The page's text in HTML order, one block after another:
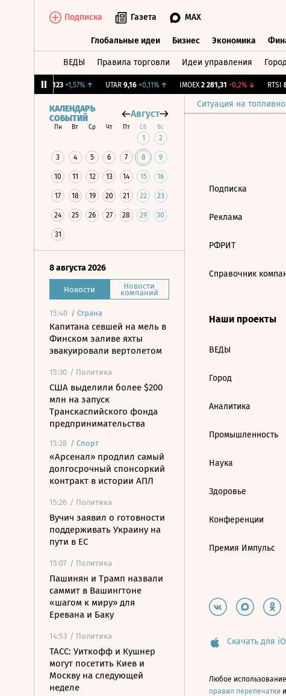
Подписка Газета MAX
Глобальные идеи Бизнес Экономика
ВЕДЫ Правила торговли Идеи управления
0,123 +1,57%↑ UTAR 9,16 +0,11%↑ IMOEX 2 281,31 -0,2%↓ RTSI
Ситуация на
КАЛЕНДАРЬ
СОБЫТИЙ
Август
Пн Вт Ср Чт Пт Сб Вс
1 2
3 4 5 6 7 8 9
10 11 12 13 14 15 16
17 18 19 20 21 22 23
24 25 26 27 28 29 30
31
8 августа 2026
Новости Новости
компаний
15:40 / Страна
Капитана севшей на мель в
Финском заливе яхты
эвакуировали вертолетом
15:30 / Политика
США выделили более $200
млн на запуск
Транскаспийского фонда
предпринимательства
15:28 / Спорт
«Арсенал» продлил самый
долгосрочный спонсоркий
контракт в истории АПЛ
15:26 / Политика
Вучич заявил о готовности
поддерживать Украину на
пути в ЕС
15:07 / Политика
Пашинян и Трамп назвали
саммит в Вашингтоне
«шагом к миру» для
Еревана и Баку
14:53 / Политика
ТАСС: Уиткофф и Кушнер
могут посетить Киев и
Москву на следующей
неделе
Подписка
Реклама
РФРИТ
Справочник
Наши проекты
ВЕДЫ
Город
Аналитика
Промышленность
Наука
Здоровье
Конференции
Премия Импульс
Скачать для
Любое
правил перепечатки